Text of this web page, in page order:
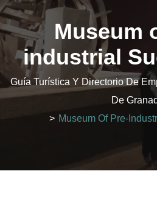
Museum
industrial
Guía Turística Y Directorio De
De
> Museum Of Pre-